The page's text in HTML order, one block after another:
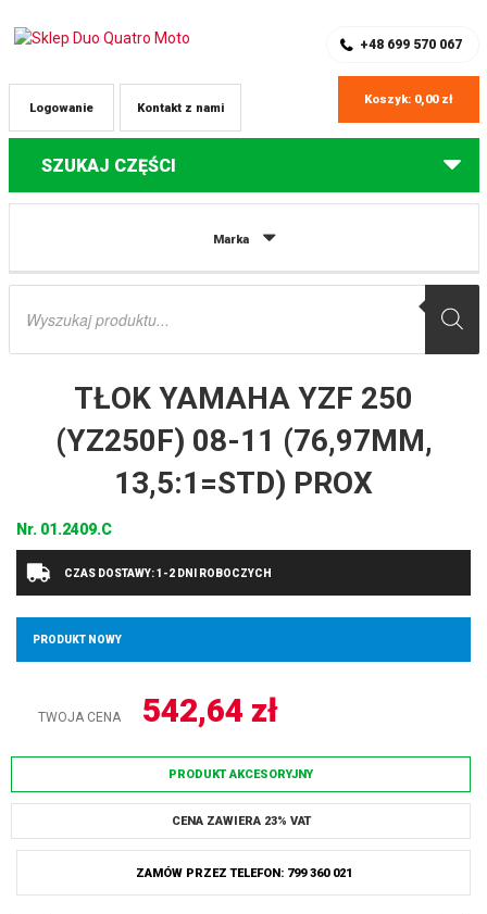
+48 699 570 067
Kontakt z nami
Logowanie
Koszyk: 0,00 zł
SZUKAJ CZĘŚCI
Marka
Wyszukiwarka
Części do quadów Yamaha
TŁOK YAMAHA YZF 250
(YZ250F) 08-11 (76,97MM,
13,5:1=STD) PROX
Nr. 01.2409.C
CZAS DOSTAWY: 1-2 DNI ROBOCZYCH
PRODUKT NOWY
TWOJA CENA 542,64 zł
PRODUKT AKCESORYJNY
CENA ZAWIERA 23% VAT
ZAMÓW PRZEZ TELEFON: 799 360 021